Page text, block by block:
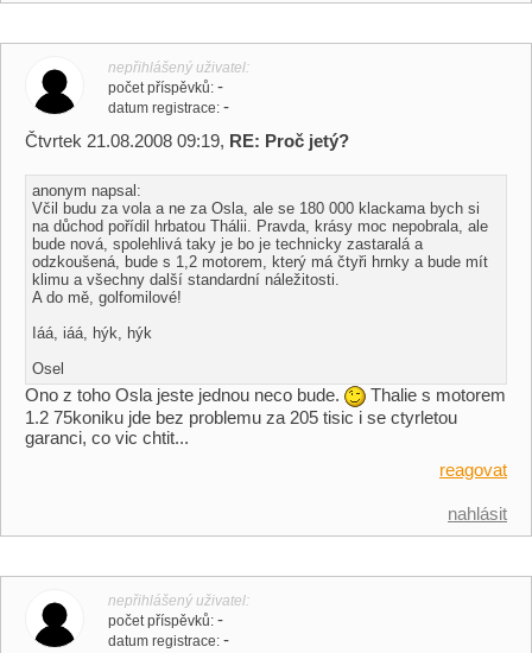
nepřihlášený uživatel
počet příspěvků -
datum registrace -
Čtvrtek 21.08.2008 09:19, RE: Proč jetý?
anonym napsal:
Včil budu za vola a ne za Osla, ale se 180 000 klackama bych si
na důchod pořídil hrbatou Thálii. Pravda, krásy moc nepobrala, ale
bude nová, spolehlivá taky je bo je technicky zastaralá a
odzkoušená, bude s 1,2 motorem, který má čtyři hrnky a bude mít
klimu a všechny další standardní náležitosti.
A do mě, golfomilové!
Iáá, iáá, hýk, hýk
Osel
Ono z toho Osla jeste jednou neco bude.
Thalie s motorem
1.2 75koniku jde bez problemu za 205 tisic i se ctyrletou
garanci, co vic chtit...
reagovat
nahlásit
nepřihlášený uživatel
počet příspěvků -
datum registrace -